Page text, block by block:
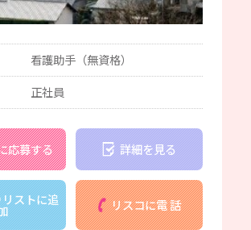
看護助手（無資格）
正社員
応募する 詳細を見る
ストに追 リスコに電 話